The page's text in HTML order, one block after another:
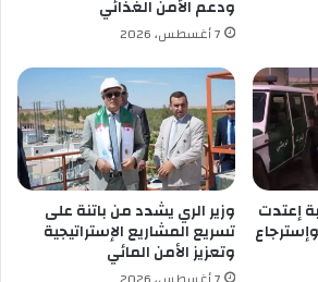
ودعم الأمن الغذائي
7 أغسطس، 2026
إعتدت وزير الري يشدد من باتنة على
تسريع المشاريع الإستراتيجية
وتعزيز الأمن المائي